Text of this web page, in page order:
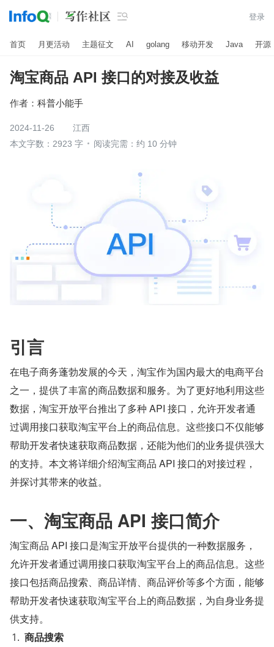
 登录
首页 月更活动 主题征文 AI golang 移动开发 Java 开源
淘宝商品 API 接口的对接及收益
作者： 科普小能手
2024-11-26
江西
本文字数：2923 字
阅读完需：约 10 分钟
引言
在电子商务蓬勃发展的今天，淘宝作为国内最大的电商平台
之一，提供了丰富的商品数据和服务。为了更好地利用这些
数据，淘宝开放平台推出了多种 API 接口，允许开发者通
过调用接口获取淘宝平台上的商品信息。这些接口不仅能够
帮助开发者快速获取商品数据，还能为他们的业务提供强大
的支持。本文将详细介绍淘宝商品 API 接口的对接过程，
并探讨其带来的收益。
一、淘宝商品 API 接口简介
淘宝商品 API 接口是淘宝开放平台提供的一种数据服务，
允许开发者通过调用接口获取淘宝平台上的商品信息。这些
接口包括商品搜索、商品详情、商品评价等多个方面，能够
帮助开发者快速获取淘宝平台上的商品数据，为自身业务提
供支持。
商品搜索